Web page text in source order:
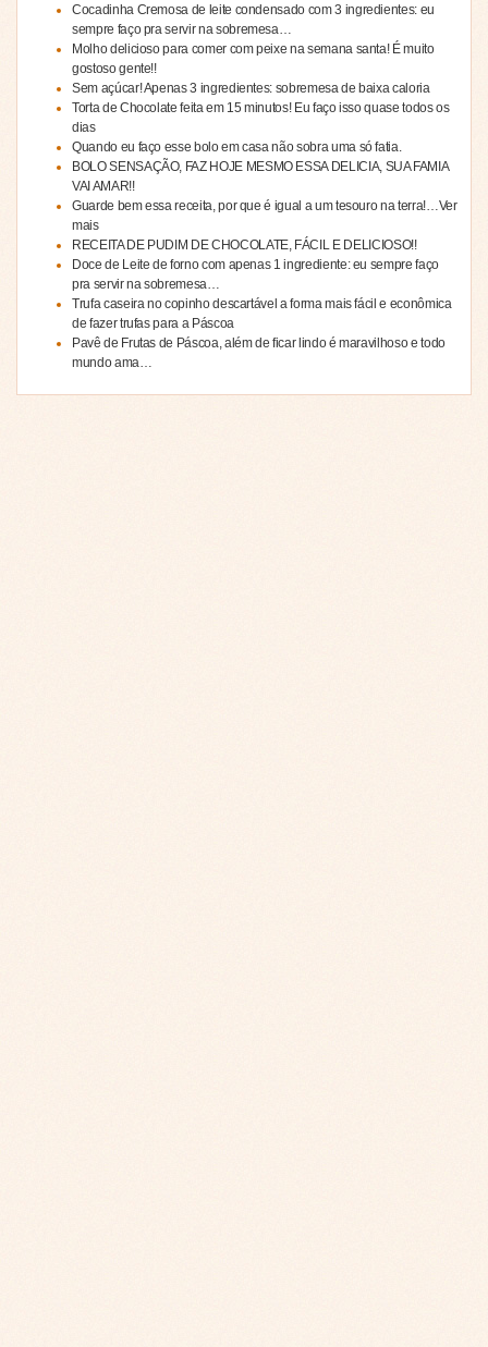
Cocadinha Cremosa de leite condensado com 3 ingredientes: eu
sempre faço pra servir na sobremesa…
Molho delicioso para comer com peixe na semana santa! É muito
gostoso gente!!
Sem açúcar! Apenas 3 ingredientes: sobremesa de baixa caloria
Torta de Chocolate feita em 15 minutos! Eu faço isso quase todos os
dias
Quando eu faço esse bolo em casa não sobra uma só fatia.
BOLO SENSAÇÃO, FAZ HOJE MESMO ESSA DELICIA, SUA FAMIA
VAI AMAR!!
Guarde bem essa receita, por que é igual a um tesouro na terra!…Ver
mais
RECEITA DE PUDIM DE CHOCOLATE, FÁCIL E DELICIOSO!!
Doce de Leite de forno com apenas 1 ingrediente: eu sempre faço
pra servir na sobremesa…
Trufa caseira no copinho descartável a forma mais fácil e econômica
de fazer trufas para a Páscoa
Pavê de Frutas de Páscoa, além de ficar lindo é maravilhoso e todo
mundo ama…